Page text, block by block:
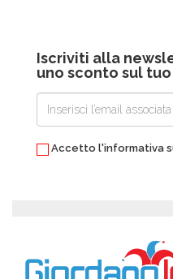
Iscriviti alla
uno sconto sul
Accetto l'informativa